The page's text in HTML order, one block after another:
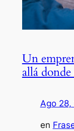
Un
allá
Ago 28,
en